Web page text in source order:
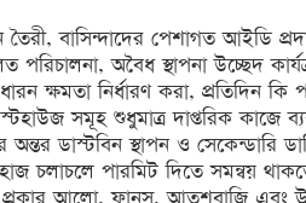
তৈরী, বাসিন্দাদের পেশাগত আইডি
পরিচালনা, অবৈধ স্থাপনা উচ্ছেদ
ক্ষমতা নির্ধারণ করা, প্রতিদিন কি
সমূহ শুধুমাত্র দাপ্তরিক কাজে
ডাস্টবিন স্থাপন ও সেকেন্ডারি
চলাচলে পারমিট দিতে সমন্বয়
প্রকার আলো, ফানুস, আতশবাজি এবং